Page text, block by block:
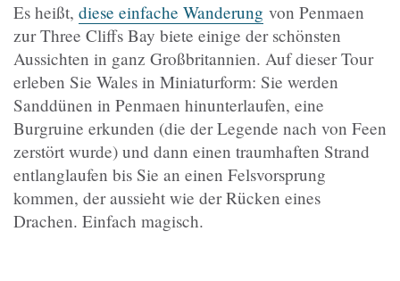
Es heißt, diese einfache Wanderung von Penmaen
zur Three Cliffs Bay biete einige der schönsten
Aussichten in ganz Großbritannien. Auf dieser Tour
erleben Sie Wales in Miniaturform: Sie werden
Sanddünen in Penmaen hinunterlaufen, eine
Burgruine erkunden (die der Legende nach von Feen
zerstört wurde) und dann einen traumhaften Strand
entlanglaufen bis Sie an einen Felsvorsprung
kommen, der aussieht wie der Rücken eines
Drachen. Einfach magisch.